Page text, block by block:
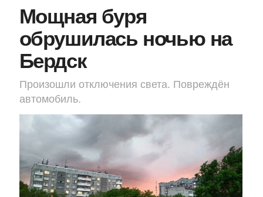
Мощная буря
обрушилась ночью на
Бердск
Произошли отключения света. Повреждён
автомобиль.